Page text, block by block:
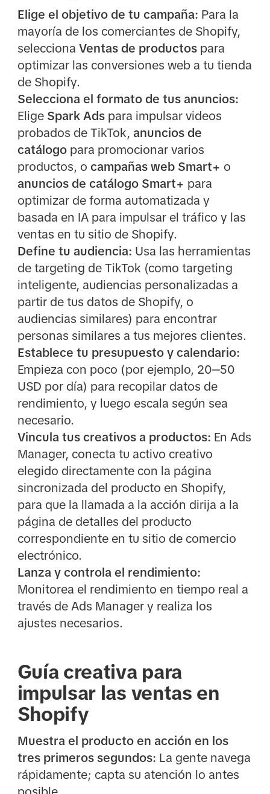
Elige el objetivo de tu campaña: Para la
mayoría de los comerciantes de Shopify,
selecciona Ventas de productospara
optimizar las conversiones web a tu tienda
de Shopify.
Selecciona el formato de tus anuncios:
Elige Spark Adspara impulsar videos
probados de TikTok, anuncios de
catálogopara promocionar varios
productos, o campañas web Smart+ o
anuncios de catálogo Smart+ para
optimizar de forma automatizada y
basada en IA para impulsar el tráfico y las
ventas en tu sitio de Shopify.
Define tu audiencia: Usa las herramientas
de targeting de TikTok (como targeting
inteligente, audiencias personalizadas a
partir de tus datos de Shopify, o
audiencias similares) para encontrar
personas similares a tus mejores clientes.
Establece tu presupuesto y calendario:
Empieza con poco (por ejemplo, 20‒50
USD por día) para recopilar datos de
rendimiento, y luego escala según sea
necesario.
Vincula tus creativos a productos: En Ads
Manager, conecta tu activo creativo
elegido directamente con la página
sincronizada del producto en Shopify,
para que la llamada a la acción dirija a la
página de detalles del producto
correspondiente en tu sitio de comercio
electrónico.
Lanza y controla el rendimiento:
Monitorea el rendimiento en tiempo real a
través de Ads Manager y realiza los
ajustes necesarios.
Guía creativa para
impulsar las ventas en
Shopify
Muestra el producto en acción en los
tres primeros segundos: La gente navega
rápidamente; capta su atención lo antes